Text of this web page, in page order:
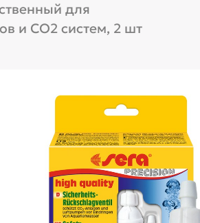
для
и СО2 систем, 2 шт